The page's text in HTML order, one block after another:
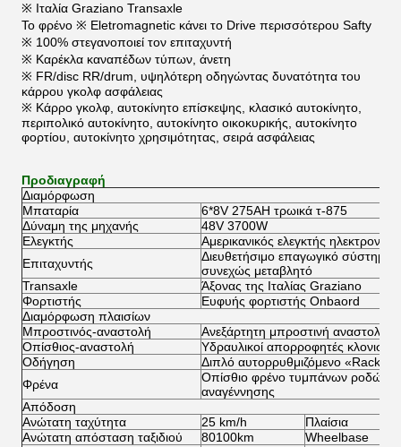
※ Ιταλία Graziano Transaxle
Το φρένο ※ Eletromagnetic κάνει το Drive περισσότερου Safty
※ 100% στεγανοποιεί τον επιταχυντή
※ Καρέκλα καναπέδων τύπων, άνετη
※ FR/disc RR/drum, υψηλότερη οδηγώντας δυνατότητα του
κάρρου γκολφ ασφάλειας
※ Κάρρο γκολφ, αυτοκίνητο επίσκεψης, κλασικό αυτοκίνητο,
περιπολικό αυτοκίνητο, αυτοκίνητο οικοκυρικής, αυτοκίνητο
φορτίου, αυτοκίνητο χρησιμότητας, σειρά ασφάλειας
Προδιαγραφή
Διαμόρφωση
Μπαταρία
6*8V 275AH τρωικά τ-875
Δύναμη της μηχανής
48V 3700W
Ελεγκτής
Αμερικανικός ελεγκτής
Επιταχυντής
Διευθετήσιμο επαγωγικό σύστημα
συνεχώς μεταβλητό
Transaxle
Άξονας της Ιταλίας Graziano
Φορτιστής
Ευφυής φορτιστής Onbaord
Διαμόρφωση πλαισίων
Μπροστινός-αναστολή
Ανεξάρτητη μπροστινή αναστολή
Οπίσθιος-αναστολή
Υδραυλικοί απορροφητές
Οδήγηση
Διπλό αυτορρυθμιζόμενο
Φρένα
Οπίσθιο φρένο τυμπάνων ροδών
αναγέννησης
Απόδοση
Ανώτατη ταχύτητα
25 km/h
Πλαίσια
Ανώτατη απόσταση ταξιδιού
80100km
Wheelbase